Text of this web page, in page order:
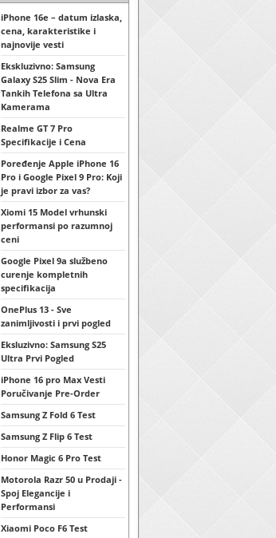
iPhone 16e – datum izlaska,
cena, karakteristike i
najnovije vesti
Ekskluzivno: Samsung
Galaxy S25 Slim - Nova Era
Tankih Telefona sa Ultra
Kamerama
Realme GT 7 Pro
Specifikacije i Cena
Poređenje Apple iPhone 16
Pro i Google Pixel 9 Pro: Koji
je pravi izbor za vas?
Xiomi 15 Model vrhunski
performansi po razumnoj
ceni
Google Pixel 9a službeno
curenje kompletnih
specifikacija
OnePlus 13 - Sve
zanimljivosti i prvi pogled
Eksluzivno: Samsung S25
Ultra Prvi Pogled
iPhone 16 pro Max Vesti
Poručivanje Pre-Order
Samsung Z Fold 6 Test
Samsung Z Flip 6 Test
Honor Magic 6 Pro Test
Motorola Razr 50 u Prodaji -
Spoj Elegancije i
Performansi
Xiaomi Poco F6 Test